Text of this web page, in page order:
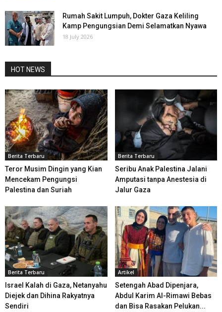
Rumah Sakit Lumpuh, Dokter Gaza Keliling
Kamp Pengungsian Demi Selamatkan Nyawa
18 July 2026
HOT NEWS
Berita Terbaru
Teror Musim Dingin yang Kian
Mencekam Pengungsi
Palestina dan Suriah
Berita Terbaru
Seribu Anak Palestina Jalani
Amputasi tanpa Anestesia di
Jalur Gaza
Berita Terbaru
Israel Kalah di Gaza, Netanyahu
Diejek dan Dihina Rakyatnya
Sendiri
Artikel
Setengah Abad Dipenjara,
Abdul Karim Al-Rimawi Bebas
dan Bisa Rasakan Pelukan...